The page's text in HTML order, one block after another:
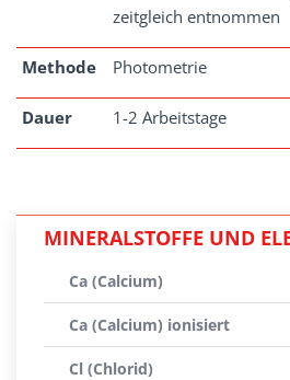
zeitgleich entnommen
Methode Photometrie
Dauer 1-2 Arbeitstage
MINERALSTOFFE UND
Ca (Calcium)
Ca (Calcium) ionisiert
Cl (Chlorid)